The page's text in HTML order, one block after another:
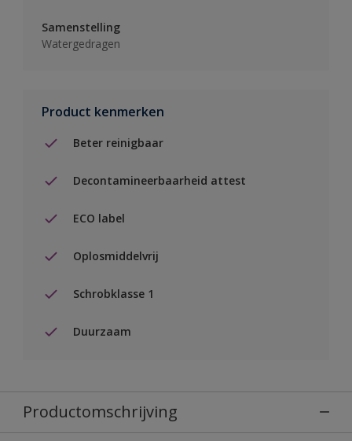
Samenstelling
Watergedragen
Product kenmerken
Beter reinigbaar
Decontamineerbaarheid attest
ECO label
Oplosmiddelvrij
Schrobklasse 1
Duurzaam
Productomschrijving